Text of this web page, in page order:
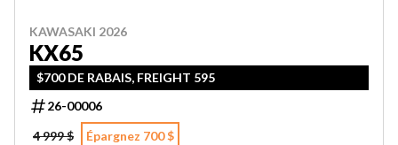
KAWASAKI 2026
KX65
$700 DE RABAIS, FREIGHT 595
26-00006
4 999 $
Épargnez 700 $